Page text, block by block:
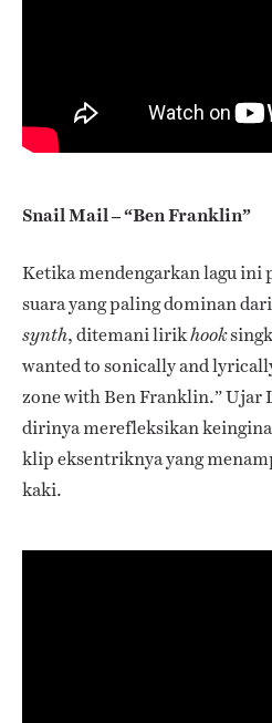
Snail Mail – “Ben Franklin”
Ketika mendengarkan lagu
suara yang paling dominan
synth, ditemani lirikhook
wanted to sonically and
zone with Ben Franklin.” Ujar
dirinya merefleksikan
klip eksentriknya yang
kaki.